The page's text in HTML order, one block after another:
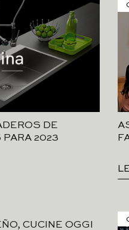
DE
PARA 2023
CUCINE OGGI